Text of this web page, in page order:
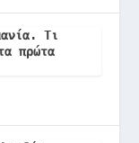
Τι
πρώτα